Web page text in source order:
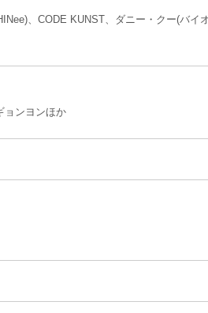
、CODE KUNST、ダニー・クー(バイ
ョンヨンほか